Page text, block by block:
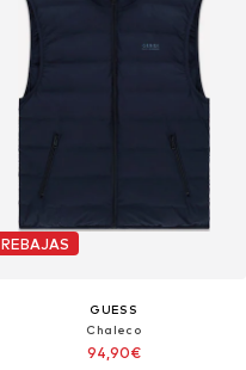
REBAJAS
GUESS
Chaleco
94,90€